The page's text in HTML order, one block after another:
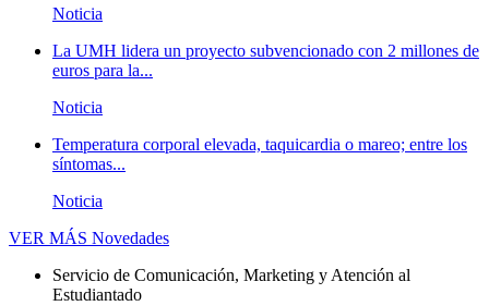
Noticia
La UMH lidera un proyecto subvencionado con 2 millones de
euros para la...
Noticia
Temperatura corporal elevada, taquicardia o mareo; entre los
síntomas...
Noticia
VER MÁS Novedades
Servicio de Comunicación, Marketing y Atención al
Estudiantado